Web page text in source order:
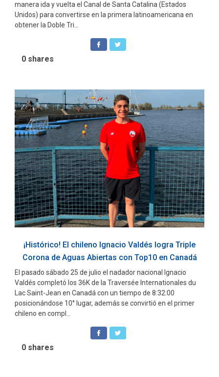
manera ida y vuelta el Canal de Santa Catalina (Estados
Unidos) para convertirse en la primera latinoamericana en
obtener la Doble Tri...
0 shares
¡Histórico! El chileno Ignacio Valdés logra Triple
Corona de Aguas Abiertas con Top10 en Canadá
El pasado sábado 25 de julio el nadador nacional Ignacio
Valdés completó los 36K de la Traversée Internationales du
Lac Saint-Jean en Canadá con un tiempo de 8:32:00
posicionándose 10° lugar, además se convirtió en el primer
chileno en compl...
0 shares